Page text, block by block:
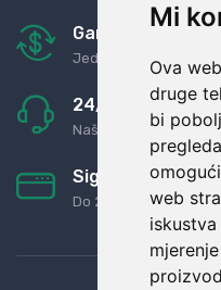
Mi
Ova
druge
bi
web
Garancija u
Jednostavno pravilo:
24/7 odlična
Naši agenti uvijek na
Sigurno obročno
Do 24 rata bez